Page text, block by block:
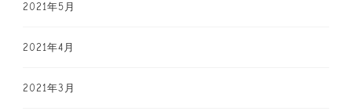
2021年5月
2021年4月
2021年3月